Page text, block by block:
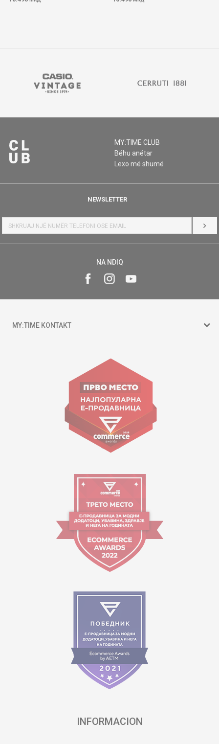
MY:TIME CLUB
Bëhu anëtar
Lexo më shumë
NEWSLETTER
HYR
NA NDIQ
MY:TIME KONTAKT
Goce Nikolovski 74 Shkup
contact@mytime.mk
Orari i punës:
09:00 - 17:00
INFORMACION